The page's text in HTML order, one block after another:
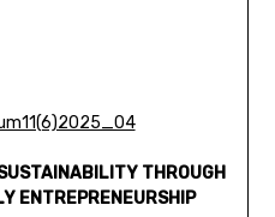
THROUGH
ENTREPRENEURSHIP